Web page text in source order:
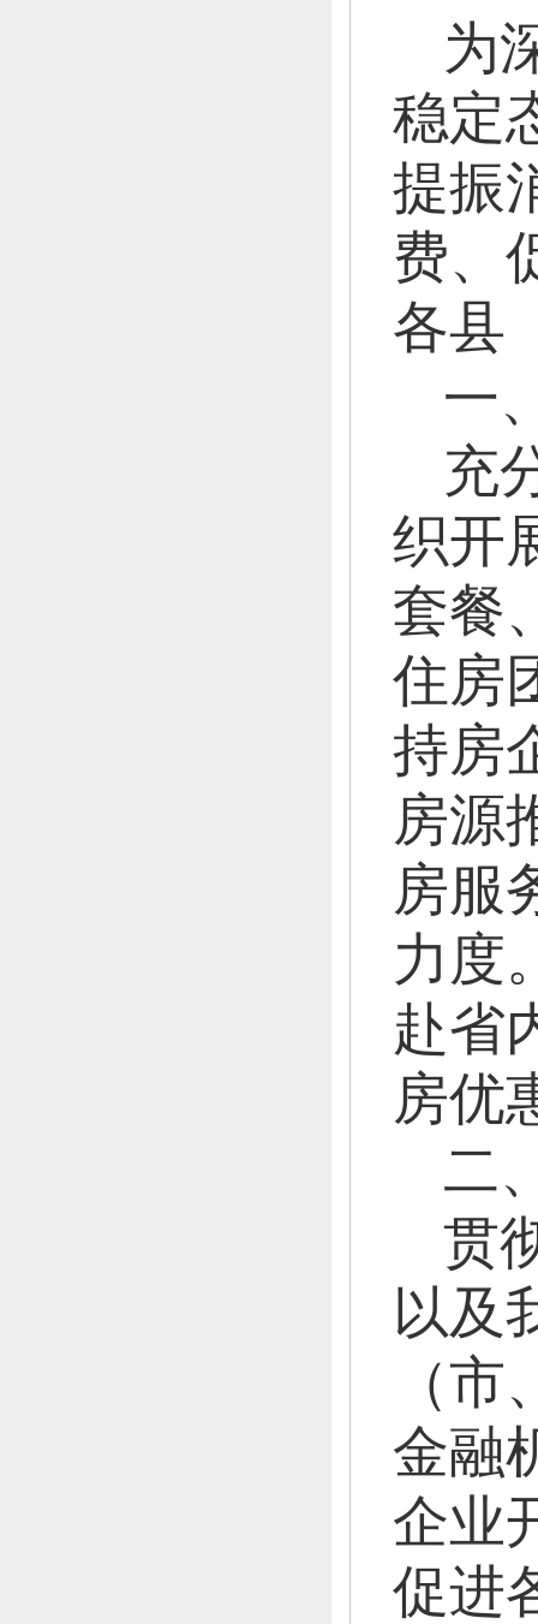
为
稳定
提振
费、
各县
一
充
织开
套餐
住房
持房
房源
房服
力度
赴省
房优
二
贯
以及
（市
金融
企业
促进